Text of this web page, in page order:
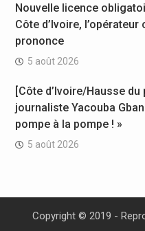
Nouvelle licence
Côte d’Ivoire,
prononce
5 août 2026
[Côte d’Ivoire/Hausse
journaliste Yacouba
pompe à la pompe ! »
5 août 2026
Copyright © 2019 -